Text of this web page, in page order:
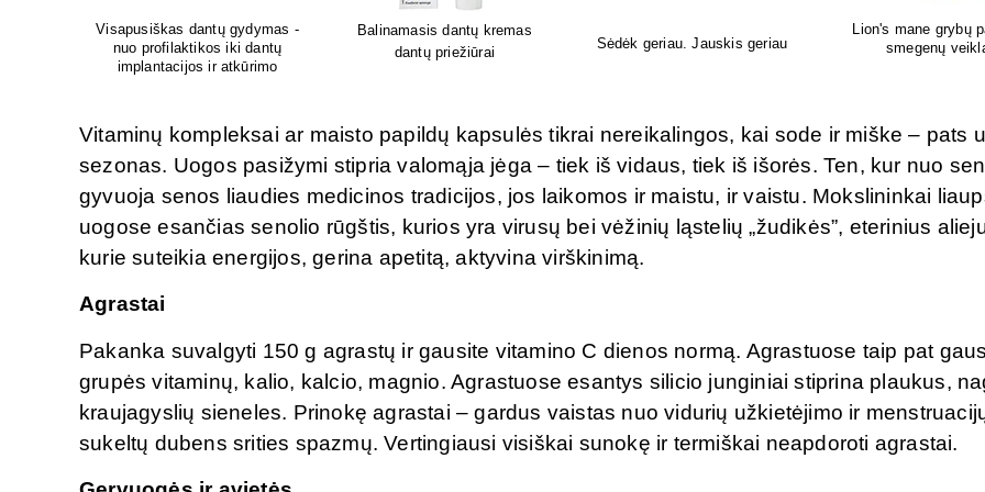
Sėdėk geriau. Jauskis geriau
Lion's mane grybų papildai
smegenų veiklai
skoniui, grožiui.
Gydytojos sukurti
papildai!
Vitaminų kompleksai ar maisto papildų kapsulės tikrai nereikalingos, kai sode ir miške – pats
sezonas. Uogos pasižymi stipria valomąja jėga – tiek iš vidaus, tiek iš išorės. Ten, kur nuo
gyvuoja senos liaudies medicinos tradicijos, jos laikomos ir maistu, ir vaistu. Mokslininkai
uogose esančias senolio rūgštis, kurios yra virusų bei vėžinių ląstelių „žudikės”, eterinius
kurie suteikia energijos, gerina apetitą, aktyvina virškinimą.
Agrastai
Pakanka suvalgyti 150 g agrastų ir gausite vitamino C dienos normą. Agrastuose taip pat
grupės vitaminų, kalio, kalcio, magnio. Agrastuose esantys silicio junginiai stiprina plaukus,
kraujagyslių sieneles. Prinokę agrastai – gardus vaistas nuo vidurių užkietėjimo ir
sukeltų dubens srities spazmų. Vertingiausi visiškai sunokę ir termiškai neapdoroti agrastai.